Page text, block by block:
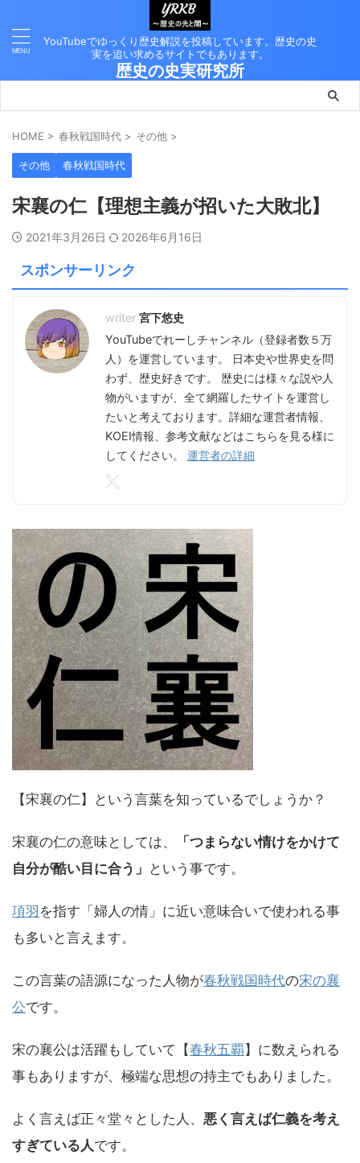
YouTubeでゆっくり歴史解説を投稿しています。歴史の史
実を追い求めるサイトでもあります。
歴史の史実研究所
HOME > 春秋戦国時代 > その他 >
その他 春秋戦国時代
宋襄の仁【理想主義が招いた大敗北】
2021年3月26日 2026年6月16日
スポンサーリンク
宮下悠史
YouTubeでれーしチャンネル（登録者数５万
人）を運営しています。 日本史や世界史を問
わず、歴史好きです。 歴史には様々な説や人
物がいますが、全て網羅したサイトを運営し
たいと考えております。詳細な運営者情報、
KOEI情報、参考文献などはこちらを見る様に
してください。 運営者の詳細
【宋襄の仁】という言葉を知っているでしょうか？
宋襄の仁の意味としては、
「つまらない情けをかけて
自分が酷い目に合う」 という事です。
項羽 を指す「婦人の情」に近い意味合いで使われる事
も多いと言えます。
この言葉の語源になった人物が春秋戦国時代の宋の襄
公です。
宋の襄公は活躍もしていて【春秋五覇 】に数えられる
事もありますが、極端な思想の持主でもありました。
よく言えば正々堂々とした人、 悪く言えば仁義を考え
すぎている人です。